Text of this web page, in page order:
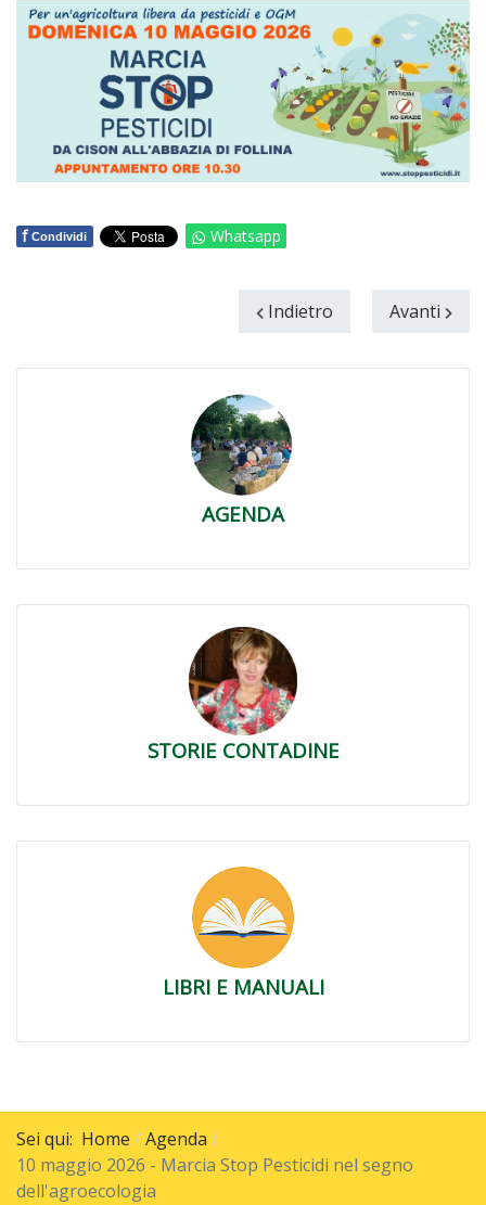
f Condividi Whatsapp
Indietro Avanti
AGENDA
STORIE CONTADINE
LIBRI E MANUALI
Sei qui: Home
Agenda
10 maggio 2026 - Marcia Stop Pesticidi nel segno
dell'agroecologia